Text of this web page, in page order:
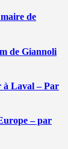
de
de Giannoli
à Laval – Par
– par